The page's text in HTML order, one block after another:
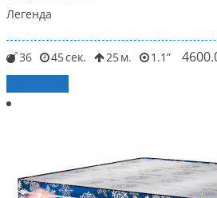
Легенда
36 45 25 1.1